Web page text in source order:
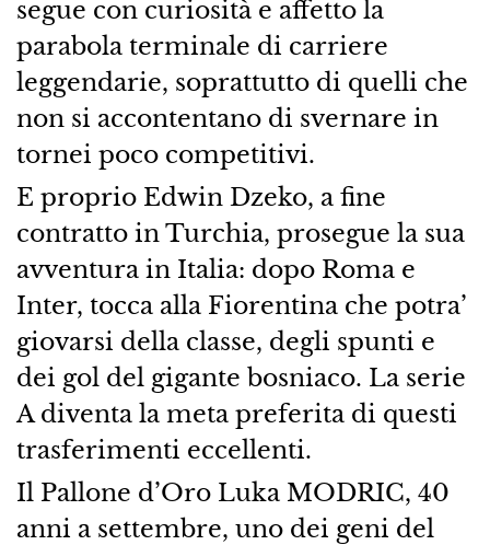
segue con curiosità e affetto la
parabola terminale di carriere
leggendarie, soprattutto di quelli che
non si accontentano di svernare in
tornei poco competitivi.
E proprio Edwin Dzeko, a fine
contratto in Turchia, prosegue la sua
avventura in Italia: dopo Roma e
Inter, tocca alla Fiorentina che potra’
giovarsi della classe, degli spunti e
dei gol del gigante bosniaco. La serie
A diventa la meta preferita di questi
trasferimenti eccellenti.
Il Pallone d’Oro Luka MODRIC, 40
anni a settembre, uno dei geni del